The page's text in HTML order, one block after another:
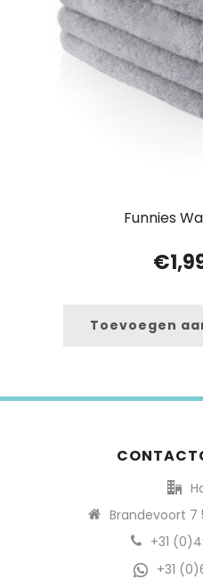
Funnies
€
Toevoegen
Brandevoort 7
+31
+31